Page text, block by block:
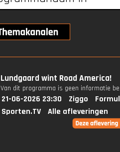
Lundgaard wint Road America!
Van dit programma is geen informatie
21-06-2026 23:30 Ziggo
Sporten.TV
Alle afleveringen